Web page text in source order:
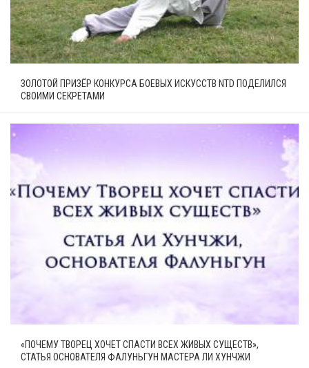
ЗОЛОТОЙ ПРИЗЁР КОНКУРСА БОЕВЫХ ИСКУССТВ NTD ПОДЕЛИЛСЯ
СВОИМИ СЕКРЕТАМИ
«ПОЧЕМУ ТВОРЕЦ ХОЧЕТ СПАСТИ ВСЕХ ЖИВЫХ СУЩЕСТВ»,
СТАТЬЯ ОСНОВАТЕЛЯ ФАЛУНЬГУН МАСТЕРА ЛИ ХУНЧЖИ